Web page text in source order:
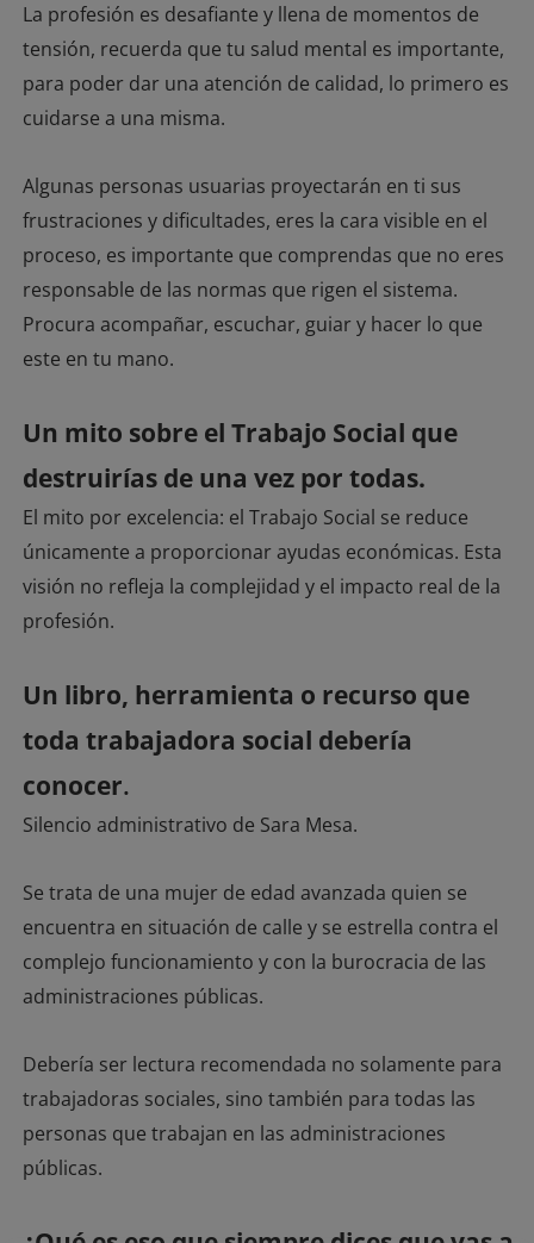
La profesión es desafiante y llena de momentos de
tensión, recuerda que tu salud mental es importante,
para poder dar una atención de calidad, lo primero es
cuidarse a una misma.
Algunas personas usuarias proyectarán en ti sus
frustraciones y dificultades, eres la cara visible en el
proceso, es importante que comprendas que no eres
responsable de las normas que rigen el sistema.
Procura acompañar, escuchar, guiar y hacer lo que
este en tu mano.
Un mito sobre el Trabajo Social que
destruirías de una vez por todas.
El mito por excelencia: el Trabajo Social se reduce
únicamente a proporcionar ayudas económicas. Esta
visión no refleja la complejidad y el impacto real de la
profesión.
Un libro, herramienta o recurso que
toda trabajadora social debería
conocer.
Silencio administrativo de Sara Mesa.
Se trata de una mujer de edad avanzada quien se
encuentra en situación de calle y se estrella contra el
complejo funcionamiento y con la burocracia de las
administraciones públicas.
Debería ser lectura recomendada no solamente para
trabajadoras sociales, sino también para todas las
personas que trabajan en las administraciones
públicas.